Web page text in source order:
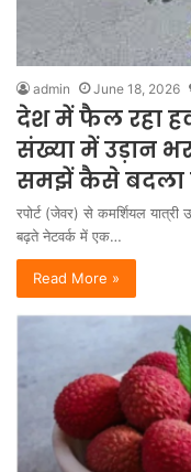
admin June 18, 2026
देश में फैल रहा
संख्या में उड़ान
समझें कैसे बदला
रपोर्ट (जेवर) से कमर्शियल
बढ़ते नेटवर्क में एक…
Read More »